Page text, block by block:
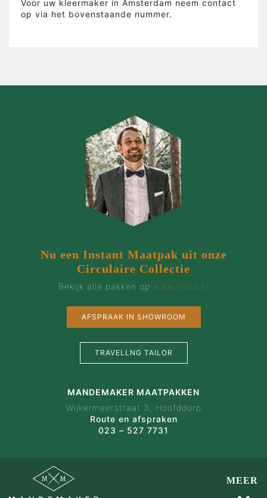
Voor uw kleermaker in Amsterdam neem contact
op via het bovenstaande nummer.
Nu een Instant Maatpak uit onze
Circulaire Collectie
Bekijk alle pakken op www.resui.nl
AFSPRAAK IN SHOWROOM
TRAVELLNG TAILOR
MANDEMAKER MAATPAKKEN
Wijkermeerstraat 3, Hoofddorp
Route en afspraken
023 – 527 7731
MEER